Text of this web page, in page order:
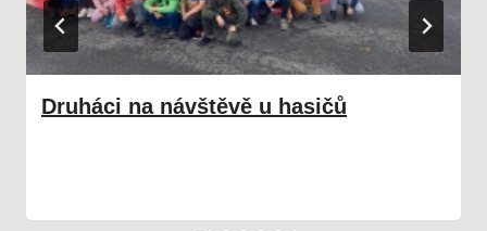
Druháci na návštěvě u hasičů